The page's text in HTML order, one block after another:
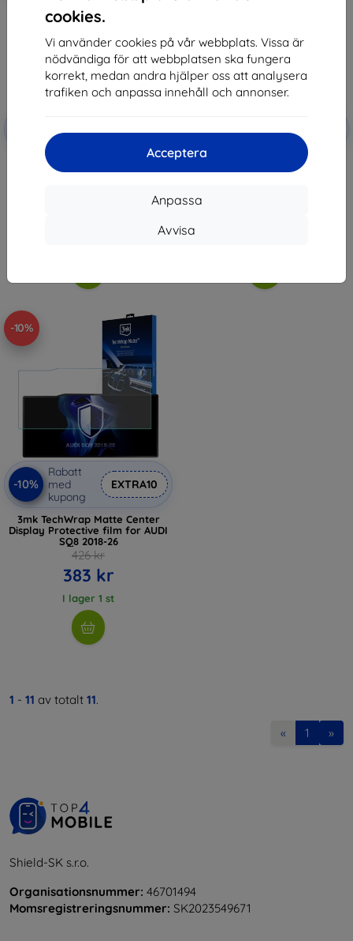
cookies.
Vi använder cookies på vår webbplats. Vissa är
nödvändiga för att webbplatsen ska fungera
korrekt, medan andra hjälper oss att analysera
trafiken och anpassa innehåll och annonser.
Acceptera
Anpassa
Avvisa
kupong
3mk TechWrap Matte Center
Display Protective film for AUDI
3mk TechWrap Matte Center
Display Protective film for AUDI
-10%
-10%
Rabatt
med
kupong
EXTRA10
3mk TechWrap Matte Center
Display Protective film for AUDI
SQ8 2018-26
426 kr
383 kr
I lager 1 st
1 - 11 av totalt 11.
« 1 »
Shield-SK s.r.o.
Organisationsnummer: 46701494
Momsregistreringsnummer: SK2023549671